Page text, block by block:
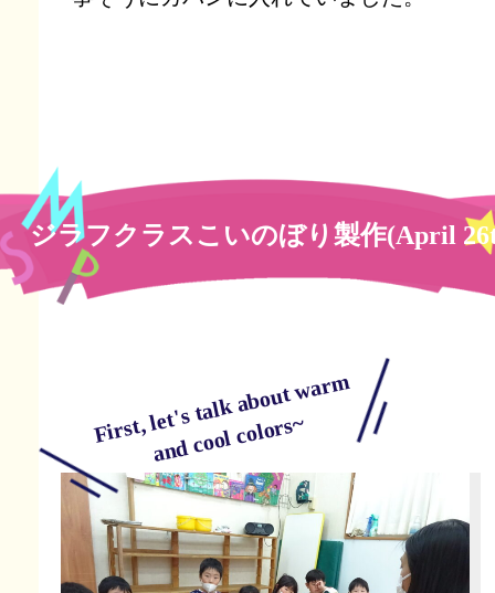
ジラフクラスこいのぼり製作(April
First, let's talk about warm
and cool colors~